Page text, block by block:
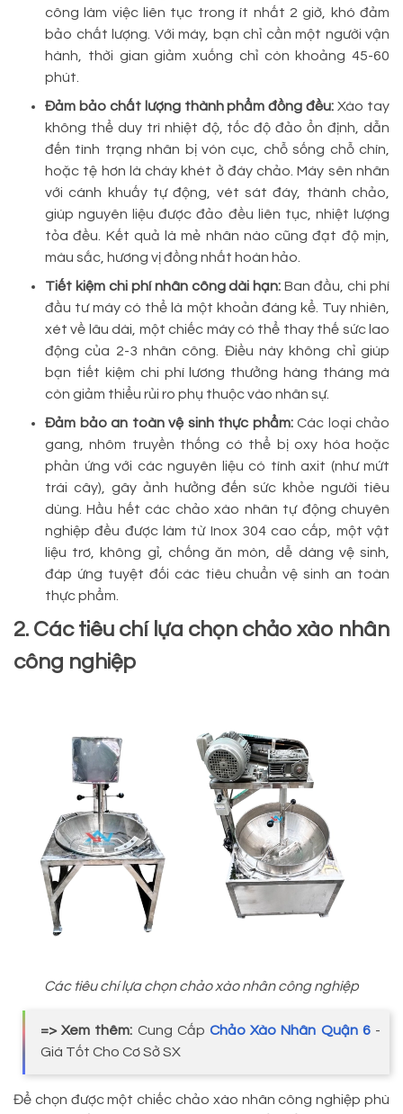
công làm việc liên tục trong ít nhất 2 giờ, khó đảm
bảo chất lượng. Với máy, bạn chỉ cần một người vận
hành, thời gian giảm xuống chỉ còn khoảng 45-60
phút.
Đảm bảo chất lượng thành phẩm đồng đều: Xào tay
không thể duy trì nhiệt độ, tốc độ đảo ổn định, dẫn
đến tình trạng nhân bị vón cục, chỗ sống chỗ chín,
hoặc tệ hơn là cháy khét ở đáy chảo. Máy sên nhân
với cánh khuấy tự động, vét sát đáy, thành chảo,
giúp nguyên liệu được đảo đều liên tục, nhiệt lượng
tỏa đều. Kết quả là mẻ nhân nào cũng đạt độ mịn,
màu sắc, hương vị đồng nhất hoàn hảo.
Tiết kiệm chi phí nhân công dài hạn: Ban đầu, chi phí
đầu tư máy có thể là một khoản đáng kể. Tuy nhiên,
xét về lâu dài, một chiếc máy có thể thay thế sức lao
động của 2-3 nhân công. Điều này không chỉ giúp
bạn tiết kiệm chi phí lương thưởng hàng tháng mà
còn giảm thiểu rủi ro phụ thuộc vào nhân sự.
Đảm bảo an toàn vệ sinh thực phẩm: Các loại chảo
gang, nhôm truyền thống có thể bị oxy hóa hoặc
phản ứng với các nguyên liệu có tính axit (như mứt
trái cây), gây ảnh hưởng đến sức khỏe người tiêu
dùng. Hầu hết các chảo xào nhân tự động chuyên
nghiệp đều được làm từ Inox 304 cao cấp, một vật
liệu trơ, không gỉ, chống ăn mòn, dễ dàng vệ sinh,
đáp ứng tuyệt đối các tiêu chuẩn vệ sinh an toàn
thực phẩm.
2. Các tiêu chí lựa chọn chảo xào nhân
công nghiệp
Các tiêu chí lựa chọn chảo xào nhân công nghiệp
=> Xem thêm: Cung CấpChảo Xào Nhân Quận 6-
Giá Tốt Cho Cơ Sở SX
Để chọn được một chiếc chảo xào nhân công nghiệp phù